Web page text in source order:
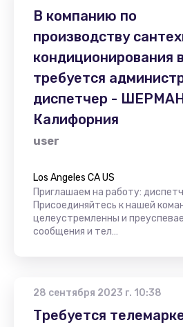
В компанию по
производству
кондиционирования
требуется
диспетчер -
Калифорния
user
Los Angeles CA US
Приглашаем на работу:
Присоединяйтесь к нашей
целеустремленны и
сообщения и тел…
28 сентября 2023 г. 10:38
Требуется